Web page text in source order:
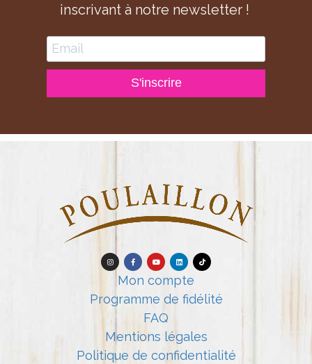
inscrivant à notre newsletter !
S'inscrire
Mon compte
Programme de fidélité
FAQ
Mentions légales
Politique de confidentialité